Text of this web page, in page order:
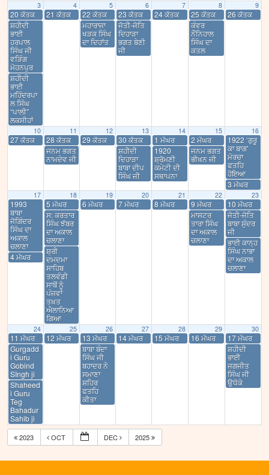
3
20 ਕੱਤਕ
ਸ਼ਹੀਦੀ
ਭਾਈ
ਹਰਪਾਲ
ਸਿੰਘ ਜੀ
ਵੜਿੰਗ
ਮੋਹਨਪੁਰ
ਸ਼ਹੀਦੀ
ਭਾਈ
ਮਹਿੰਦਰਪਾ
ਲ ਸਿੰਘ
“ਪਾਲੀ”
ਲਕਸੀਹਾਂ
4
21 ਕੱਤਕ
5
22 ਕੱਤਕ
ਮਹਾਰਾਜਾ
ਖੜਕ ਸਿੰਘ
ਦਾ ਦਿਹਾਂਤ
6
23 ਕੱਤਕ
ਜੋਤੀ-ਜੋਤਿ
ਦਿਹਾੜਾ
ਭਗਤ ਬੇਣੀ
ਜੀ
7
24 ਕੱਤਕ
8
25 ਕੱਤਕ
ਕੰਵਰ
ਨੌਂਨਿਹਾਲ
ਸਿੰਘ ਦਾ
ਕਤਲ
9
26 ਕੱਤਕ
10
27 ਕੱਤਕ
11
28 ਕੱਤਕ
ਜਨਮ ਭਗਤ
ਨਾਮਦੇਵ ਜੀ
12
29 ਕੱਤਕ
13
30 ਕੱਤਕ
ਸ਼ਹੀਦੀ
ਦਿਹਾੜਾ
ਬਾਬਾ ਦੀਪ
ਸਿੰਘ ਜੀ
14
1 ਮੱਘਰ
1920
ਸ਼੍ਰੋਮਣੀ
ਕਮੇਟੀ ਦੀ
ਸਥਾਪਨਾ
15
2 ਮੱਘਰ
ਜਨਮ ਭਗਤ
ਭੀਖਨ ਜੀ
16
1922 ‘ਗੁਰੂ
ਕਾ ਬਾਗ’
ਮੋਰਚਾ
ਫਤਹਿ
ਹੋਇਆ
3 ਮੱਘਰ
17
1993
ਬਾਬਾ
ਜੋਗਿੰਦਰ
ਸਿੰਘ ਦਾ
ਅਕਾਲ
ਚਲਾਣਾ
4 ਮੱਘਰ
18
5 ਮੱਘਰ
ਸ: ਕਰਤਾਰ
ਸਿੰਘ ਝੱਬਰ
ਦਾ ਅਕਾਲ
ਚਲਾਣਾ
ਸ਼੍ਰੀ
ਦਮਦਮਾ
ਸਾਹਿਬ
ਤਲਵੰਡੀ
ਸਾਬੋਂ ਨੂੰ
ਪੰਜਵਾਂ
ਤਖ਼ਤ
ਐਲਾਨਿਆ
ਗਿਆ
19
6 ਮੱਘਰ
20
7 ਮੱਘਰ
21
8 ਮੱਘਰ
22
9 ਮੱਘਰ
ਮਾਸਟਰ
ਤਾਰਾ ਸਿੰਘ
ਦਾ ਅਕਾਲ
ਚਲਾਣਾ
23
10 ਮੱਘਰ
ਜੋਤੀ-ਜੋਤਿ
ਬਾਬਾ ਸੁੰਦਰ
ਜੀ
ਭਾਈ ਕਾਨ੍ਹ
ਸਿੰਘ ਨਾਭਾ
ਦਾ ਅਕਾਲ
ਚਲਾਣਾ
24
11 ਮੱਘਰ
Gurgadd
i Guru
Gobind
SIngh ji
Shaheed
i Guru
Teg
Bahadur
Sahib ji
25
12 ਮੱਘਰ
26
13 ਮੱਘਰ
ਬਾਬਾ ਬੰਦਾ
ਸਿੰਘ ਜੀ
ਬਹਾਦਰ ਨੇ
ਸਮਾਣਾ
ਸ਼ਹਿਰ
ਫਤਹਿ
ਕੀਤਾ
27
14 ਮੱਘਰ
28
15 ਮੱਘਰ
29
16 ਮੱਘਰ
30
17 ਮੱਘਰ
ਸ਼ਹੀਦੀ
ਭਾਈ
ਜਗਜੀਤ
ਸਿੰਘ ਜੀ
ਉਧੋਕੇ
2023 OCT DEC 2025